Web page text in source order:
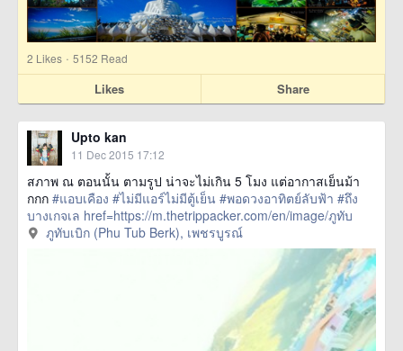
2 Likes · 5152 Read
Likes Share
Upto kan
11 Dec 2015 17:12
สภาพ ณ ตอนนั้น ตามรูป น่าจะไม่เกิน 5 โมง แต่อากาสเย็นม้า
กกก #แอบเคือง #ไม่มีแอร์ไม่มีตู้เย็น #พอดวงอาทิตย์ลับฟ้า #ถึง
บางเกจเล href=https://m.thetrippacker.com/en/image/ภูทับ
เบิกPhuTubBerk/178188> more
ภูทับเบิก (Phu Tub Berk), เพชรบูรณ์